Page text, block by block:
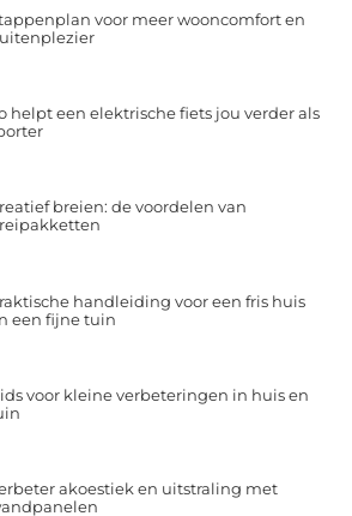
voor meer wooncomfort en
helpt een elektrische fiets jou verder als
breien: de voordelen van
handleiding voor een fris huis
een fijne tuin
voor kleine verbeteringen in huis en
akoestiek en uitstraling met